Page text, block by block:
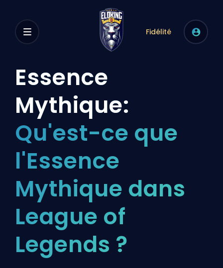
Fidélité
Essence
Mythique:
Qu'est-ce que
l'Essence
Mythique dans
League of
Legends ?